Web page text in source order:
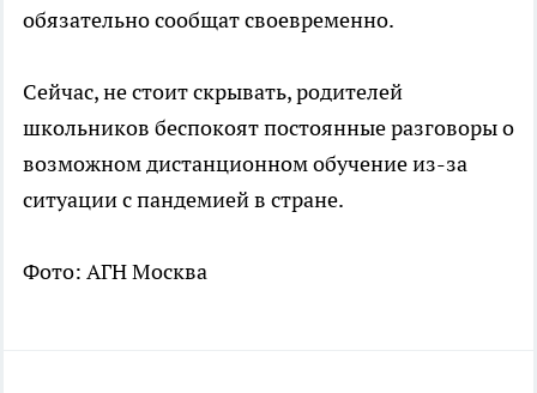
обязательно сообщат своевременно.
Сейчас, не стоит скрывать, родителей
школьников беспокоят постоянные разговоры о
возможном дистанционном обучение из-за
ситуации с пандемией в стране.
Фото: АГН Москва